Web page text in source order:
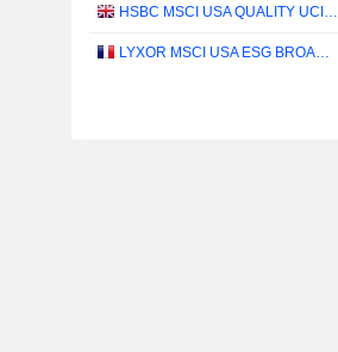
HSBC MSCI USA QUALITY UCITS ETF - USD
LYXOR MSCI USA ESG BROAD CTB (DR) UCITS ETF - DIST - EUR